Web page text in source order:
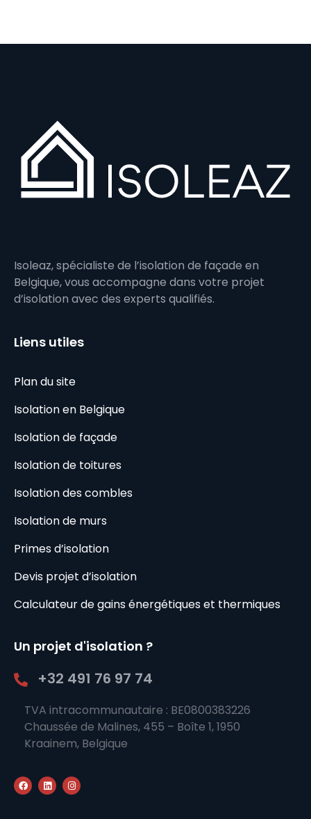
Isoleaz, spécialiste de l’isolation de façade en
Belgique, vous accompagne dans votre projet
d’isolation avec des experts qualifiés.
Liens utiles
Plan du site
Isolation en Belgique
Isolation de façade
Isolation de toitures
Isolation des combles
Isolation de murs
Primes d’isolation
Devis projet d’isolation
Calculateur de gains énergétiques et thermiques
Un projet d'isolation ?
+32 491 76 97 74
TVA intracommunautaire : BE0800383226
Chaussée de Malines, 455 – Boîte 1, 1950
Kraainem, Belgique